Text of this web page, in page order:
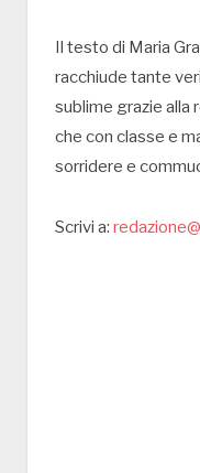
Il testo di Maria
racchiude tante
sublime grazie alla
che con classe e
sorridere e
Scrivi a: